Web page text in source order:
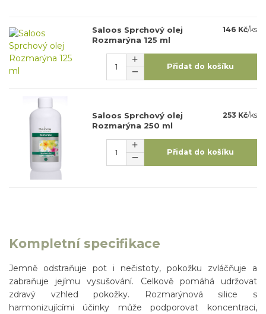
Saloos Sprchový olej
Rozmarýna 125 ml
146 Kč/ks
Přidat do košíku
Saloos Sprchový olej
Rozmarýna 250 ml
253 Kč/ks
Přidat do košíku
Kompletní specifikace
Jemně odstraňuje pot i nečistoty, pokožku zvláčňuje a
zabraňuje jejímu vysušování. Celkově pomáhá udržovat
zdravý vzhled pokožky. Rozmarýnová silice s
harmonizujícími účinky může podporovat koncentraci,